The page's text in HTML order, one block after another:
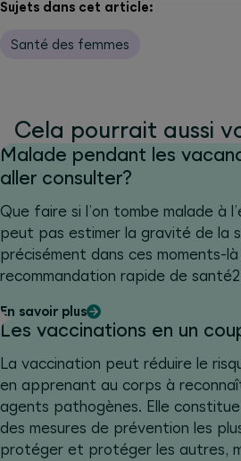
Sujets dans cet article:
Santé des femmes
Cela pourrait aussi
Malade pendant les
aller consulter?
Que faire si l’on tombe malade à
peut pas estimer la gravité de la
précisément dans ces moments-là
recommandation rapide de
En savoir plus
Les vaccinations en un
La vaccination peut réduire le
en apprenant au corps à
agents pathogènes. Elle
des mesures de prévention les
protéger et protéger les autres,